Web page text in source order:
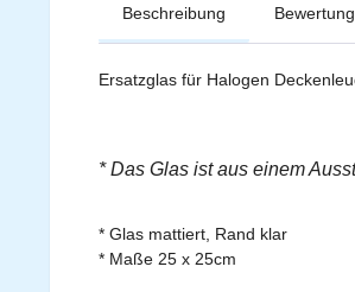
Beschreibung
Ersatzglas für Halogen
* Das Glas ist aus einem
* Glas mattiert, Rand klar
* Maße 25 x 25cm